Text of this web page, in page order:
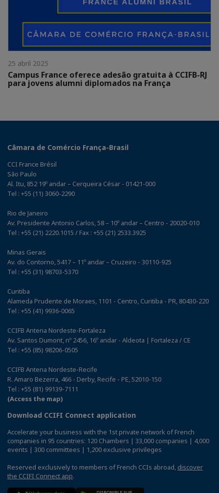
25 abril 2025
Campus France oferece adesão gratuita à CCIFB-RJ
para jovens alumni diplomados na França
Câmara de Comércio França-Brasil
CCI France Brésil
São Paulo
Al. Itu, 852 19º andar – Cerqueira César - 01421-000
Tel : +55 (11) 3060-2290
Rio de Janeiro
Av. Presidente Antonio Carlos, 58 – 10º andar – Centro - 20020-010
Tel : +55 (21) 2220.1015 / Fax : +55 (21) 2533.3925
Minas Gerais
Av. do Contorno, 5417 – 11º andar – Cruzeiro - 30110-925
Tel : +55 (31) 98703-5370
Curitiba
Alameda Prudente de Moraes, 1101 - Centro, Curitiba - PR, 80430-220
Tel : +55 (41) 9936-0065
CCIFB Antena Nordeste-Fortaleza
Av. Santos Dumont, nº 2456, 16º andar - Aldeota | Fortaleza / CE
Tel : +55 (85) 98206-0505
CCIFB Antena Nordeste-Recife
R. Amaro Bezerra, 466 - Derby, Recife - PE, 52010-150
Tel : +55 (81) 99139-7111
(Access the map)
Download CCIFI Connect application
Accelerate your business with the 1st private network of French
companies in 95 countries: 120 Chambers | 33,000 companies | 4,000
events | 300 committees | 1,200 exclusive privileges
Reserved exclusively to members of French CCIs abroad, discover
the CCIFI Connect app.